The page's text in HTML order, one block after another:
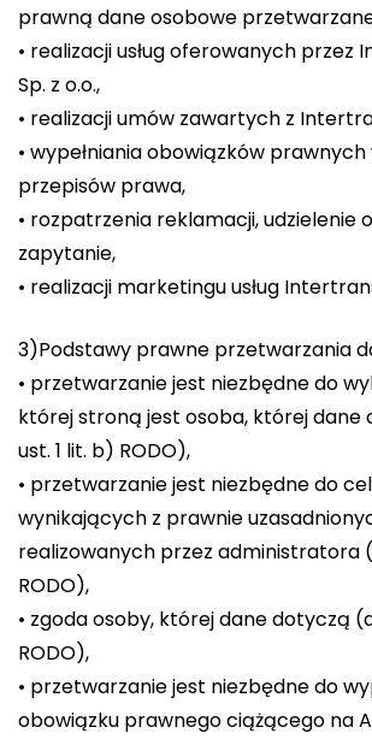
prawną dane osobowe
• realizacji usług oferowanych przez
Sp. z o.o.,
• realizacji umów zawartych z
• wypełniania obowiązków
przepisów prawa,
• rozpatrzenia reklamacji, udzielenie
zapytanie,
• realizacji marketingu usług
3)Podstawy prawne przetwarzania
• przetwarzanie jest niezbędne do
której stroną jest osoba, której dane
ust. 1 lit. b) RODO),
• przetwarzanie jest niezbędne do
wynikających z prawnie
realizowanych przez administratora
RODO),
• zgoda osoby, której dane dotyczą
RODO),
• przetwarzanie jest niezbędne do
obowiązku prawnego ciążącego na